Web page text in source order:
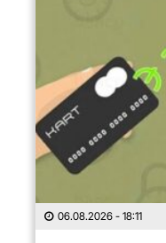
06.08.2026 - 18:11